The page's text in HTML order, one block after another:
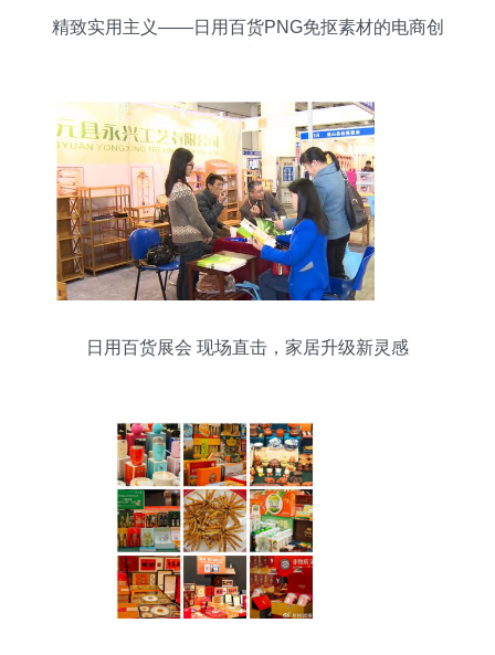
精致实用主义——日用百货PNG免抠素材的电商创
日用百货展会 现场直击，家居升级新灵感